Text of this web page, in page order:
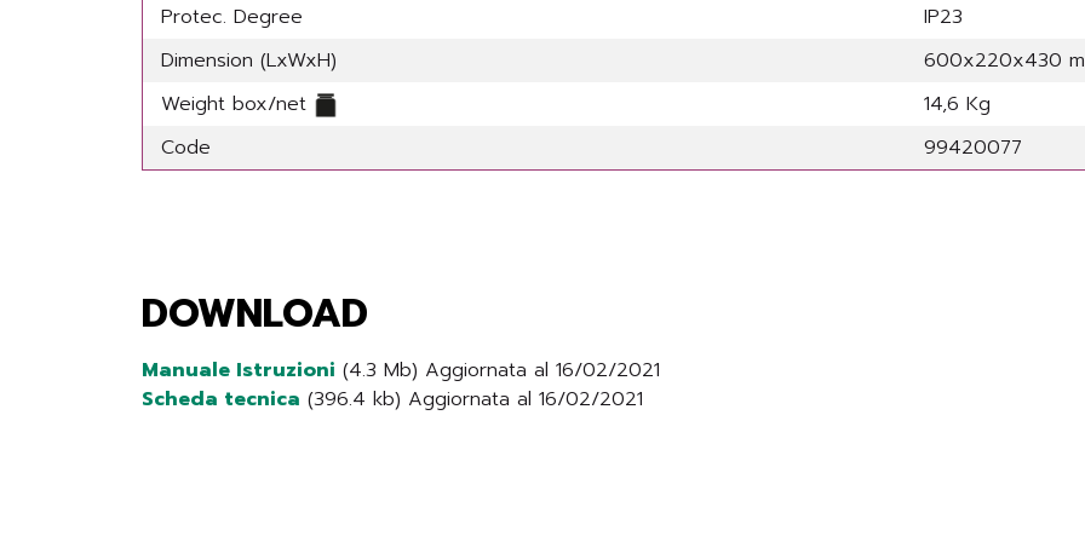
Protec. Degree
IP23
Dimension (LxWxH)
600x220x430
Weight box/net
14,6 Kg
Code
99420077
DOWNLOAD
Manuale Istruzioni (4.3 Mb) Aggiornata al 16/02/2021
Scheda tecnica (396.4 kb) Aggiornata al 16/02/2021